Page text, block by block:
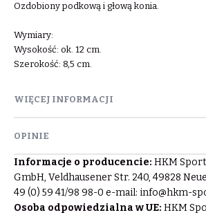
Ozdobiony podkową i głową konia.
Wymiary:
Wysokość: ok. 12 cm.
Szerokość: 8,5 cm.
WIĘCEJ INFORMACJI
OPINIE
Informacje o producencie: HKM
GmbH, Veldhausener Str. 240, 49828
49 (0) 59 41/98 98-0 e-mail: info@hkm-
Osoba odpowiedzialna w UE: HKM